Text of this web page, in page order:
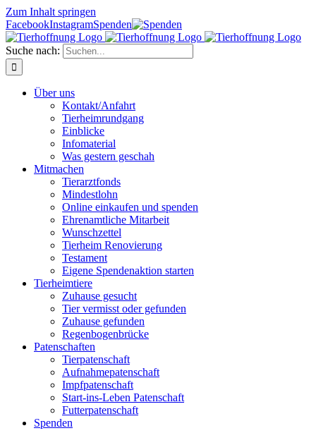
Zum Inhalt springen
FacebookInstagramSpenden
Suche nach:
Über uns
Kontakt/Anfahrt
Tierheimrundgang
Einblicke
Infomaterial
Was gestern geschah
Mitmachen
Tierarztfonds
Mindestlohn
Online einkaufen und spenden
Ehrenamtliche Mitarbeit
Wunschzettel
Tierheim Renovierung
Testament
Eigene Spendenaktion starten
Tierheimtiere
Zuhause gesucht
Tier vermisst oder gefunden
Zuhause gefunden
Regenbogenbrücke
Patenschaften
Tierpatenschaft
Aufnahmepatenschaft
Impfpatenschaft
Start-ins-Leben Patenschaft
Futterpatenschaft
Spenden